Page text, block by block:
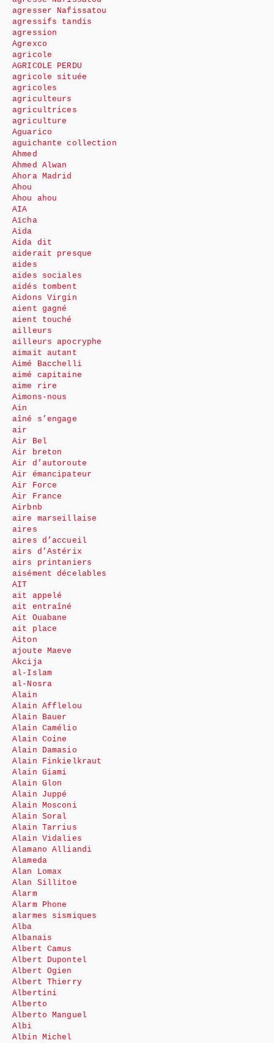
agresser Nafissatou
agressifs tandis
agression
Agrexco
agricole
AGRICOLE PERDU
agricole située
agricoles
agriculteurs
agricultrices
agriculture
Aguarico
aguichante collection
Ahmed
Ahmed Alwan
Ahora Madrid
Ahou
Ahou ahou
AIA
Aïcha
Aida
Aida dit
aiderait presque
aides
aides sociales
aidés tombent
Aidons Virgin
aient gagné
aient touché
ailleurs
ailleurs apocryphe
aimait autant
Aimé Bacchelli
aimé capitaine
aime rire
Aimons-nous
Ain
aîné s’engage
air
Air Bel
Air breton
Air d’autoroute
Air émancipateur
Air Force
Air France
Airbnb
aire marseillaise
aires
aires d’accueil
airs d’Astérix
airs printaniers
aisément décelables
AIT
ait appelé
ait entraîné
Ait Ouabane
ait place
Aiton
ajoute Maeve
Akcija
al-Islam
al-Nosra
Alain
Alain Afflelou
Alain Bauer
Alain Camélio
Alain Coine
Alain Damasio
Alain Finkielkraut
Alain Giami
Alain Glon
Alain Juppé
Alain Mosconi
Alain Soral
Alain Tarrius
Alain Vidalies
Alamano Alliandi
Alameda
Alan Lomax
Alan Sillitoe
Alarm
Alarm Phone
alarmes sismiques
Alba
Albanais
Albert Camus
Albert Dupontel
Albert Ogien
Albert Thierry
Albertini
Alberto
Alberto Manguel
Albi
Albin Michel